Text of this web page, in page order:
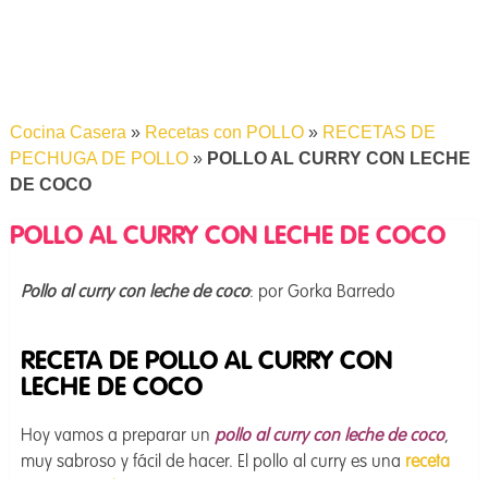
Cocina Casera» Recetas con POLLO» RECETAS DE
PECHUGA DE POLLO» POLLO AL CURRY CON LECHE
DE COCO
POLLO AL CURRY CON LECHE DE COCO
Pollo al curry con leche de coco: por Gorka Barredo
RECETA DE POLLO AL CURRY CON
LECHE DE COCO
Hoy vamos a preparar un pollo al curry con leche de coco,
muy sabroso y fácil de hacer. El pollo al curry es una receta